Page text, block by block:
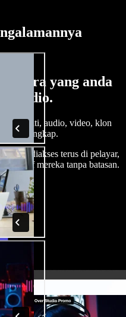
yang anda
Studio.
royalti, audio, video, klon
yang lengkap.
boleh diakses terus di pelayar,
kreatif mereka tanpa batasan.